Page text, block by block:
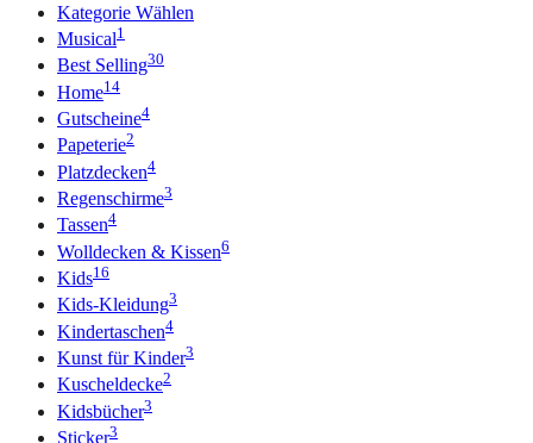
Kategorie Wählen
Musical1
Best Selling30
Home14
Gutscheine4
Papeterie2
Platzdecken4
Regenschirme3
Tassen4
Wolldecken & Kissen6
Kids16
Kids-Kleidung3
Kindertaschen4
Kunst für Kinder3
Kuscheldecke2
Kidsbücher3
Sticker3